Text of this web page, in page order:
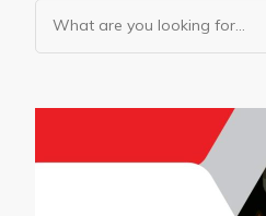
Looking
for